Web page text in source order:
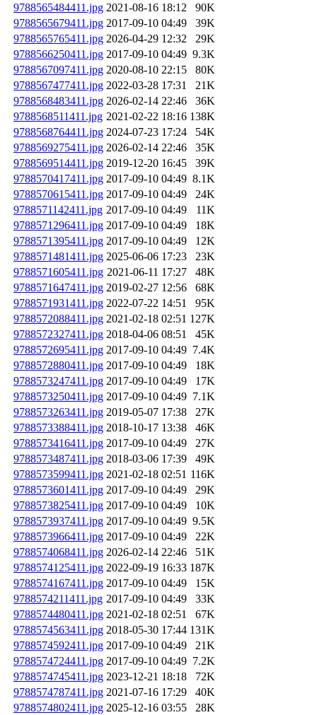
9788565484411.jpg 2021-08-16 18:12
90K
9788565679411.jpg 2017-09-10 04:49
39K
9788565765411.jpg 2026-04-29 12:32
29K
9788566250411.jpg 2017-09-10 04:49 9.3K
9788567097411.jpg 2020-08-10 22:15
80K
9788567477411.jpg 2022-03-28 17:31
21K
9788568483411.jpg 2026-02-14 22:46
36K
9788568511411.jpg 2021-02-22 18:16 138K
9788568764411.jpg 2024-07-23 17:24
54K
9788569275411.jpg 2026-02-14 22:46
35K
9788569514411.jpg 2019-12-20 16:45
39K
9788570417411.jpg 2017-09-10 04:49 8.1K
9788570615411.jpg 2017-09-10 04:49
24K
9788571142411.jpg 2017-09-10 04:49
11K
9788571296411.jpg 2017-09-10 04:49
18K
9788571395411.jpg 2017-09-10 04:49
12K
9788571481411.jpg 2025-06-06 17:23
23K
9788571605411.jpg 2021-06-11 17:27
48K
9788571647411.jpg 2019-02-27 12:56
68K
9788571931411.jpg 2022-07-22 14:51
95K
9788572088411.jpg 2021-02-18 02:51 127K
9788572327411.jpg 2018-04-06 08:51
45K
9788572695411.jpg 2017-09-10 04:49 7.4K
9788572880411.jpg 2017-09-10 04:49
18K
9788573247411.jpg 2017-09-10 04:49
17K
9788573250411.jpg 2017-09-10 04:49 7.1K
9788573263411.jpg 2019-05-07 17:38
27K
9788573388411.jpg 2018-10-17 13:38
46K
9788573416411.jpg 2017-09-10 04:49
27K
9788573487411.jpg 2018-03-06 17:39
49K
9788573599411.jpg 2021-02-18 02:51 116K
9788573601411.jpg 2017-09-10 04:49
29K
9788573825411.jpg 2017-09-10 04:49
10K
9788573937411.jpg 2017-09-10 04:49 9.5K
9788573966411.jpg 2017-09-10 04:49
22K
9788574068411.jpg 2026-02-14 22:46
51K
9788574125411.jpg 2022-09-19 16:33 187K
9788574167411.jpg 2017-09-10 04:49
15K
9788574211411.jpg 2017-09-10 04:49
33K
9788574480411.jpg 2021-02-18 02:51
67K
9788574563411.jpg 2018-05-30 17:44 131K
9788574592411.jpg 2017-09-10 04:49
21K
9788574724411.jpg 2017-09-10 04:49 7.2K
9788574745411.jpg 2023-12-21 18:18
72K
9788574787411.jpg 2021-07-16 17:29
40K
9788574802411.jpg 2025-12-16 03:55
28K